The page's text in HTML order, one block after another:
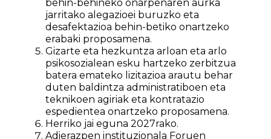
behin-behineko onarpenaren aurka
jarritako alegazioei buruzko eta
desafektazioa behin-betiko onartzeko
erabaki proposamena.
Gizarte eta hezkuntza arloan eta arlo
psikosozialean esku hartzeko zerbitzua
batera emateko lizitazioa arautu behar
duten baldintza administratiboen eta
teknikoen agiriak eta kontratazio
espedientea onartzeko proposamena.
Herriko jai eguna 2027rako.
Adierazpen instituzionala Foruen